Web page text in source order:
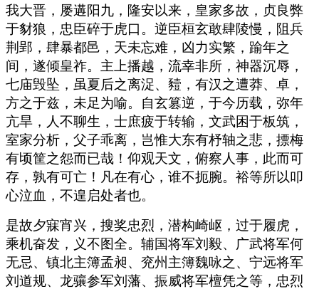
我大晋，屡遘阳九，隆安以来，皇家多故，贞良弊
于豺狼，忠臣碎于虎口。逆臣桓玄敢肆陵慢，阻兵
荆郢，肆暴都邑，天未忘难，凶力实繁，踰年之
间，遂倾皇祚。主上播越，流幸非所，神器沉辱，
七庙毁坠，虽夏后之离浞、豷，有汉之遭莽、卓，
方之于兹，未足为喻。自玄篡逆，于今历载，弥年
亢旱，人不聊生，士庶疲于转输，文武困于板筑，
室家分析，父子乖离，岂惟大东有杼轴之悲，摽梅
有顷筐之怨而已哉！仰观天文，俯察人事，此而可
存，孰有可亡！凡在有心，谁不扼腕。裕等所以叩
心泣血，不遑启处者也。
是故夕寐宵兴，搜奖忠烈，潜构崎岖，过于履虎，
乘机奋发，义不图全。辅国将军刘毅、广武将军何
无忌、镇北主簿孟昶、兖州主簿魏咏之、宁远将军
刘道规、龙骧参军刘藩、振威将军檀凭之等，忠烈